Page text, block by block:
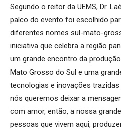
Segundo o reitor da UEMS, Dr.
palco do evento foi escolhido
diferentes nomes sul-mato-
iniciativa que celebra a região
um grande encontro da
Mato Grosso do Sul e uma
tecnologias e inovações
nós queremos deixar a
com amor, então, a nossa
pessoas que vivem aqui,